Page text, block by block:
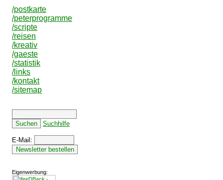
/postkarte
/peterprogramme
/scripte
/reisen
/kreativ
/gaeste
/statistik
/links
/kontakt
/sitemap
Suchhilfe
E-Mail:
Eigenwerbung: